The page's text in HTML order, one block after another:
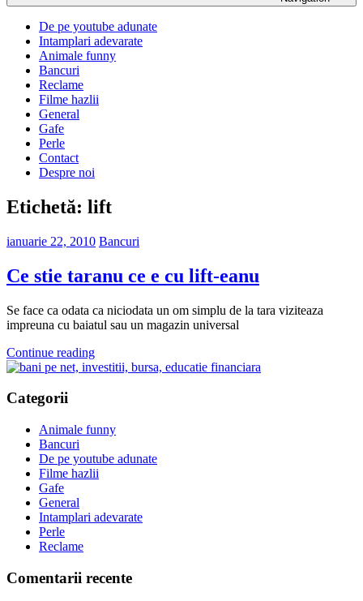
De pe youtube adunate
Intamplari adevarate
Animale funny
Bancuri
Reclame
Filme hazlii
General
Gafe
Perle
Contact
Despre noi
Etichetă: lift
ianuarie 22, 2010 Bancuri
Ce stie taranu ce e cu lift-eanu
Se face ca odata ca niciodata un om simplu de la tara viziteaza
impreuna cu baiatul sau un magazin universal
Continue reading
Categorii
Animale funny
Bancuri
De pe youtube adunate
Filme hazlii
Gafe
General
Intamplari adevarate
Perle
Reclame
Comentarii recente